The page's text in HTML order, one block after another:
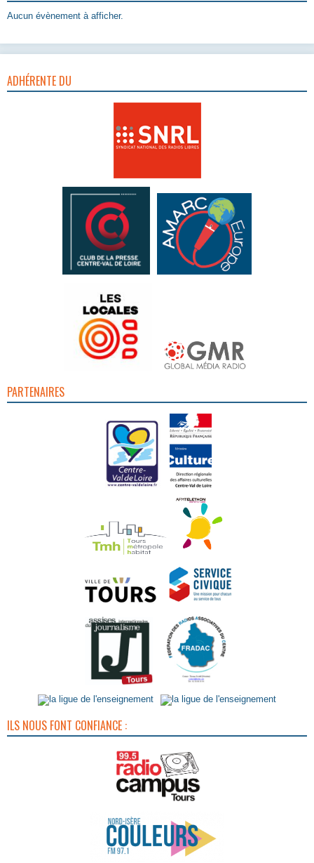
Aucun évènement à afficher.
ADHÉRENTE DU
PARTENAIRES
ILS NOUS FONT CONFIANCE :